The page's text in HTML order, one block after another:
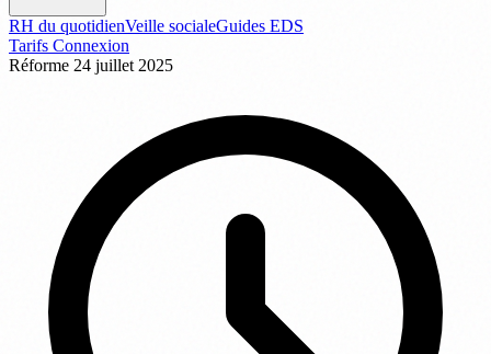
RH du quotidienVeille socialeGuides EDS
Tarifs Connexion
Réforme 24 juillet 2025